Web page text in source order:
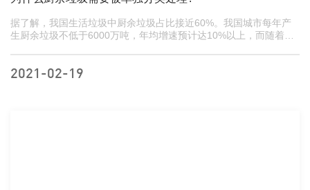
据了解，我国生活垃圾中厨余垃圾占比接近60%。我国城市每年产
生厨余垃圾不低于6000万吨，年均增速预计达10%以上，而随着民
2021-02-19